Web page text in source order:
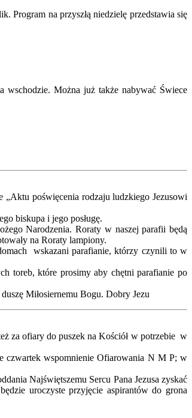
Program na przyszłą niedzielę przedstawia się
wschodzie. Można już także nabywać Świece
poświęcenia rodzaju ludzkiego Jezusowi
biskupa i jego posługę.
Narodzenia. Roraty w naszej parafii będą
na Roraty lampiony.
wskazani parafianie, którzy czynili to w
toreb, które prosimy aby chętni parafianie po
Miłosiernemu Bogu. Dobry Jezu
za ofiary do puszek na Kościół w potrzebie w
czwartek wspomnienie Ofiarowania N M P; w
Najświętszemu Sercu Pana Jezusa zyskać
uroczyste przyjęcie aspirantów do grona